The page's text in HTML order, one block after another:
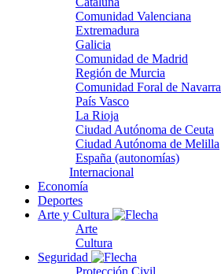
Comunidad Valenciana
Extremadura
Galicia
Comunidad de Madrid
Región de Murcia
Comunidad Foral de Navarra
País Vasco
La Rioja
Ciudad Autónoma de Ceuta
Ciudad Autónoma de Melilla
España (autonomías)
Internacional
Economía
Deportes
Arte y Cultura
Arte
Cultura
Seguridad